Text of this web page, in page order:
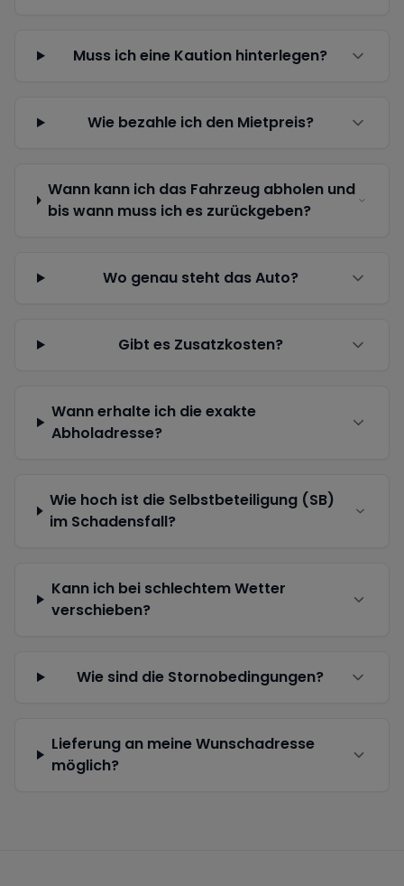
Muss ich eine Kaution hinterlegen?
Wie bezahle ich den Mietpreis?
Wann kann ich das Fahrzeug abholen und
bis wann muss ich es zurückgeben?
Wo genau steht das Auto?
Gibt es Zusatzkosten?
Wann erhalte ich die exakte
Abholadresse?
Wie hoch ist die Selbstbeteiligung (SB)
im Schadensfall?
Kann ich bei schlechtem Wetter
verschieben?
Wie sind die Stornobedingungen?
Lieferung an meine Wunschadresse
möglich?